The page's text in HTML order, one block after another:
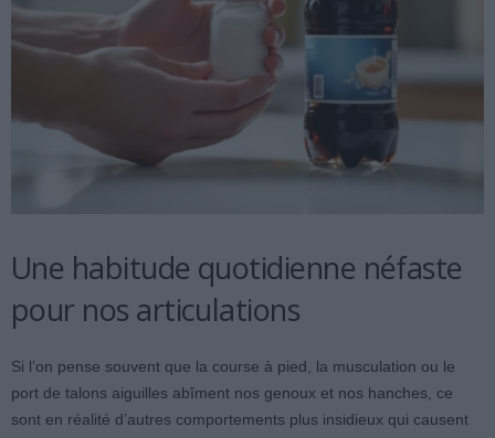
Une habitude quotidienne néfaste
pour nos articulations
Si l’on pense souvent que la course à pied, la musculation ou le
port de talons aiguilles abîment nos genoux et nos hanches, ce
sont en réalité d’autres comportements plus insidieux qui causent